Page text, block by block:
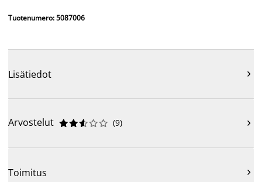
Tuotenumero: 5087006
Lisätiedot 
Arvostelut 




 (9) 
Toimitus 